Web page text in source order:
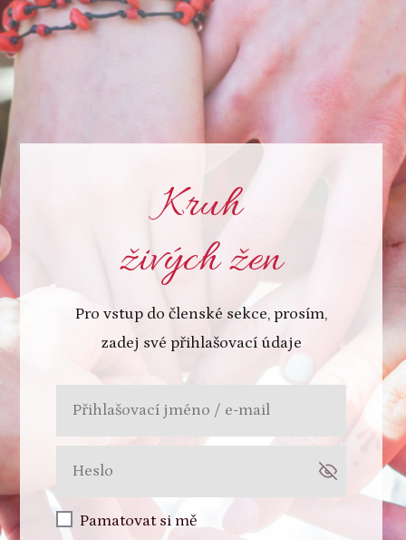
Kruh
živých žen
Pro vstup do členské sekce, prosím,
zadej své přihlašovací údaje
Pamatovat si mě